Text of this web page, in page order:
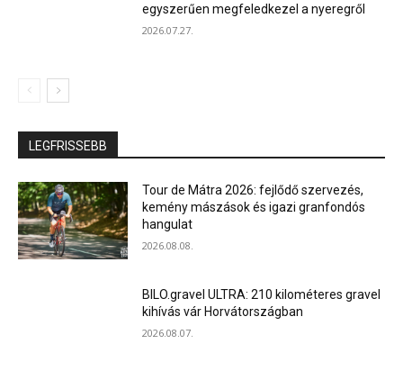
egyszerűen megfeledkezel a nyeregről
2026.07.27.
LEGFRISSEBB
Tour de Mátra 2026: fejlődő szervezés,
kemény mászások és igazi granfondós
hangulat
2026.08.08.
BILO.gravel ULTRA: 210 kilométeres gravel
kihívás vár Horvátországban
2026.08.07.